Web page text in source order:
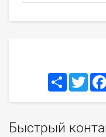
Share
Быстрый